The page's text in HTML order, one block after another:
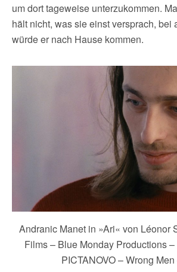
um dort tageweise unterzukommen.
hält nicht, was sie einst versprach, bei
würde er nach Hause kommen.
Andranic Manet in »Ari« von Léonor
Films – Blue Monday Productions
PICTANOVO – Wrong